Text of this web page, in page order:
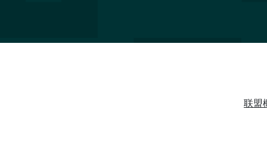
联盟